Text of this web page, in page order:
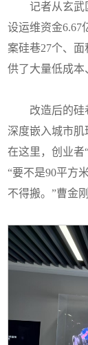
记者从玄武
设运维资金6.67
案硅巷27个、
供了大量低成本
改造后的硅
深度嵌入城市肌
在这里，创业者
“要不是90平方
不得搬。”曹金刚